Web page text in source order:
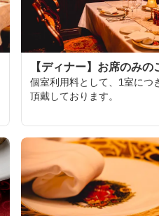
【ディナー】お席のみの
個室利用料と して、 1室につ
頂戴しております。